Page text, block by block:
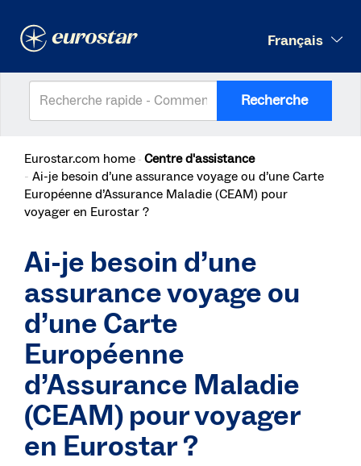
Français
Recherche
Eurostar.com home Centre d'assistance
Ai-je besoin d’une assurance voyage ou d’une Carte
Européenne d’Assurance Maladie (CEAM) pour
voyager en Eurostar ?
Ai-je besoin d’une
assurance voyage ou
d’une Carte
Européenne
d’Assurance Maladie
(CEAM) pour voyager
en Eurostar ?